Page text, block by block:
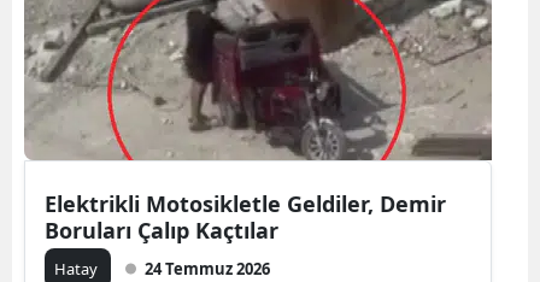
Elektrikli Motosikletle Geldiler, Demir
Boruları Çalıp Kaçtılar
Hatay 24 Temmuz 2026